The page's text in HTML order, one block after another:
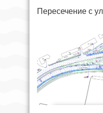
Пересечение с